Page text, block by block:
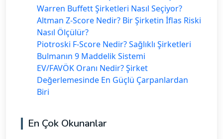
Warren Buffett Şirketleri Nasıl Seçiyor?
Altman Z-Score Nedir? Bir Şirketin İflas Riski
Nasıl Ölçülür?
Piotroski F-Score Nedir? Sağlıklı Şirketleri
Bulmanın 9 Maddelik Sistemi
EV/FAVÖK Oranı Nedir? Şirket
Değerlemesinde En Güçlü Çarpanlardan
Biri
En Çok Okunanlar